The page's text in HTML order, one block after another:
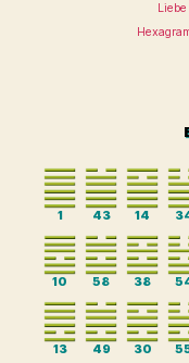
Liebe
1 43 14
10 58 38
13 49 30